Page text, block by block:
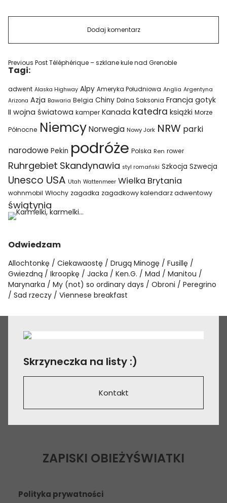
Previous PostTéléphérique – szklane kule nad Grenoble
Tagi:
adwent Alaska Highway Alpy Ameryka Południowa Anglia Argentyna
Arizona Azja Bawaria Belgia Chiny Dolna Saksonia Francja gotyk
II wojna światowa kamper Kanada katedra książki Morze
Północne Niemcy Norwegia Nowy Jork NRW parki
narodowe Pekin podróże Polska Ren rower
Ruhrgebiet Skandynawia styl romański Szkocja Szwecja
Unesco USA Utah Wattenmeer Wielka Brytania
wohnmobil Włochy zagadka zagadkowy kalendarz adwentowy
świątynia
Odwiedzam
Allochtonkę Ciekawaostę Drugą Minogę
Fusillę
Gwiezdną
Ikroopkę Jacka Ken.G. Mad
Manitou
Marynarka
My (not) so ordinary days Obroni
Peregrino
Sad rzeczy
Viennese breakfast
Skrzyneczka na listy :)
Kontakt
ZAPISKI OBIEŻYŚWIATKI
Polityka prywatności